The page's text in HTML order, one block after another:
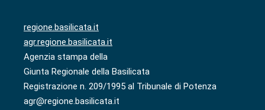
regione.basilicata.it
agr.regione.basilicata.it
Agenzia stampa della
Giunta Regionale della Basilicata
Registrazione n. 209/1995 al Tribunale di Potenza
agr@regione.basilicata.it